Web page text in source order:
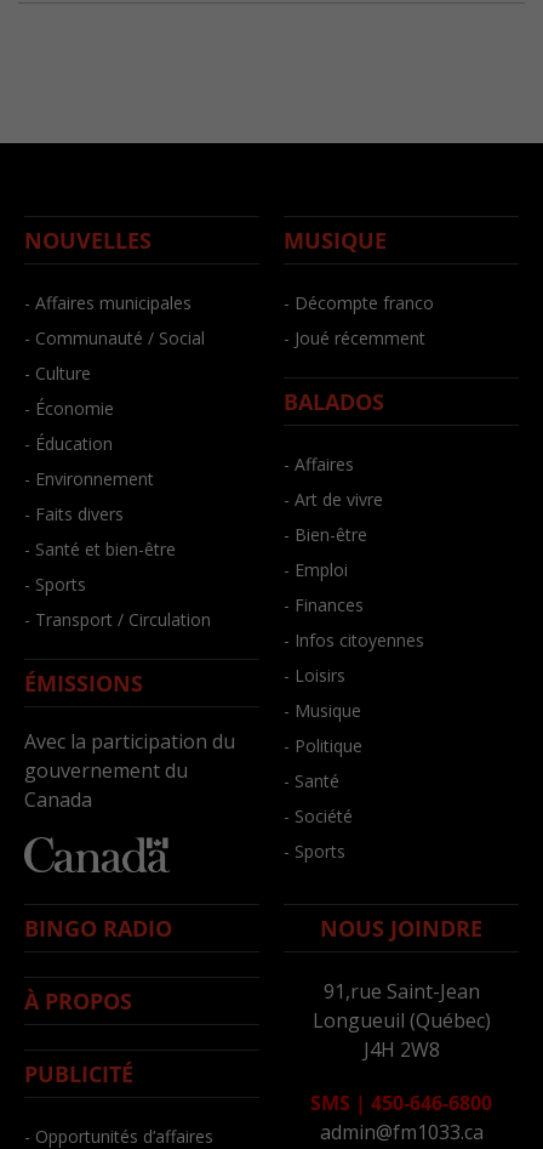
NOUVELLES
- Affaires municipales
- Communauté / Social
- Culture
- Économie
- Éducation
- Environnement
- Faits divers
- Santé et bien-être
- Sports
- Transport / Circulation
ÉMISSIONS
Avec la participation du
gouvernement du
Canada
MUSIQUE
- Décompte franco
- Joué récemment
BALADOS
- Affaires
- Art de vivre
- Bien-être
- Emploi
- Finances
- Infos citoyennes
- Loisirs
- Musique
- Politique
- Santé
- Société
- Sports
BINGO RADIO
À PROPOS
PUBLICITÉ
- Opportunités d’affaires
NOUS JOINDRE
91,rue Saint-Jean
Longueuil (Québec)
J4H 2W8
SMS | 450-646-6800
admin@fm1033.ca